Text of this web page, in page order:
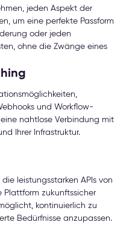
jeden Aspekt der
um eine perfekte Passform
oder jeden
ohne die Zwänge eines
und Workflow-
nahtlose Verbindung mit
Ihrer Infrastruktur.
leistungsstarken APIs von
Plattform zukunftssicher
kontinuierlich zu
Bedürfnisse anzupassen.